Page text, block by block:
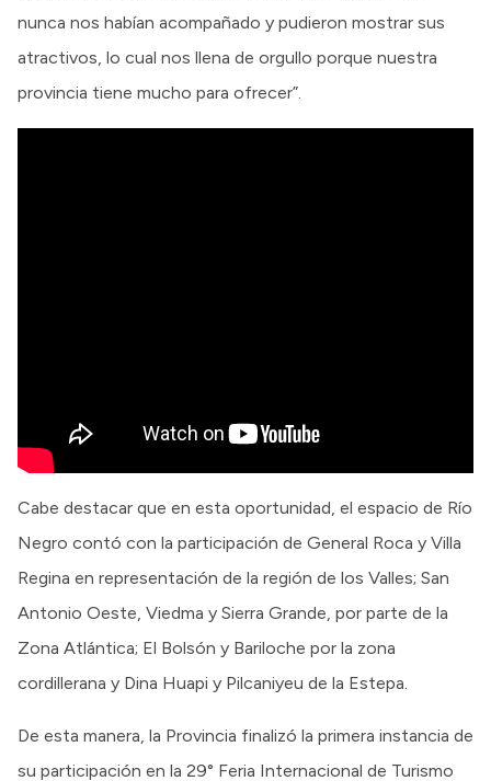
nunca nos habían acompañado y pudieron mostrar sus
atractivos, lo cual nos llena de orgullo porque nuestra
provincia tiene mucho para ofrecer”.
Cabe destacar que en esta oportunidad, el espacio de Río
Negro contó con la participación de General Roca y Villa
Regina en representación de la región de los Valles; San
Antonio Oeste, Viedma y Sierra Grande, por parte de la
Zona Atlántica; El Bolsón y Bariloche por la zona
cordillerana y Dina Huapi y Pilcaniyeu de la Estepa.
De esta manera, la Provincia finalizó la primera instancia de
su participación en la 29° Feria Internacional de Turismo